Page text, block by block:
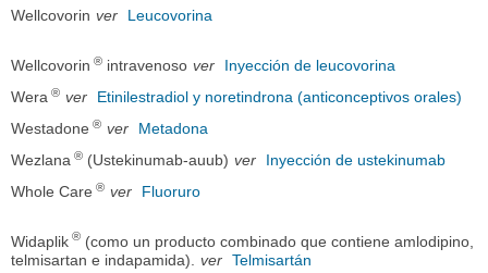
Wellcovorin ver Leucovorina
Wellcovorin ® intravenoso ver
Inyección de leucovorina
Wera ® ver
Etinilestradiol y noretindrona (anticonceptivos orales)
Westadone ® ver
Metadona
Wezlana ® (Ustekinumab-auub) ver
Inyección de ustekinumab
Whole Care ® ver Fluoruro
Widaplik ® (como un producto combinado que contiene amlodipino,
telmisartan e indapamida).
ver Telmisartán